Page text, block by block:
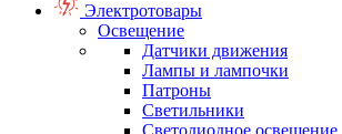
Электротовары
Освещение
Датчики движения
Лампы и лампочки
Патроны
Светильники
Светодиодное освещение